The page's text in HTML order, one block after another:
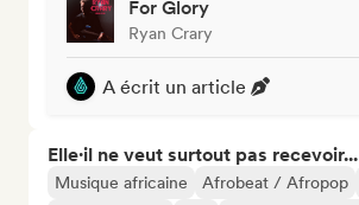
For Glory
Ryan Crary
A écrit un article
Elle·il ne veut surtout pas recevoir...
Musique africaine Afrobeat / Afropop